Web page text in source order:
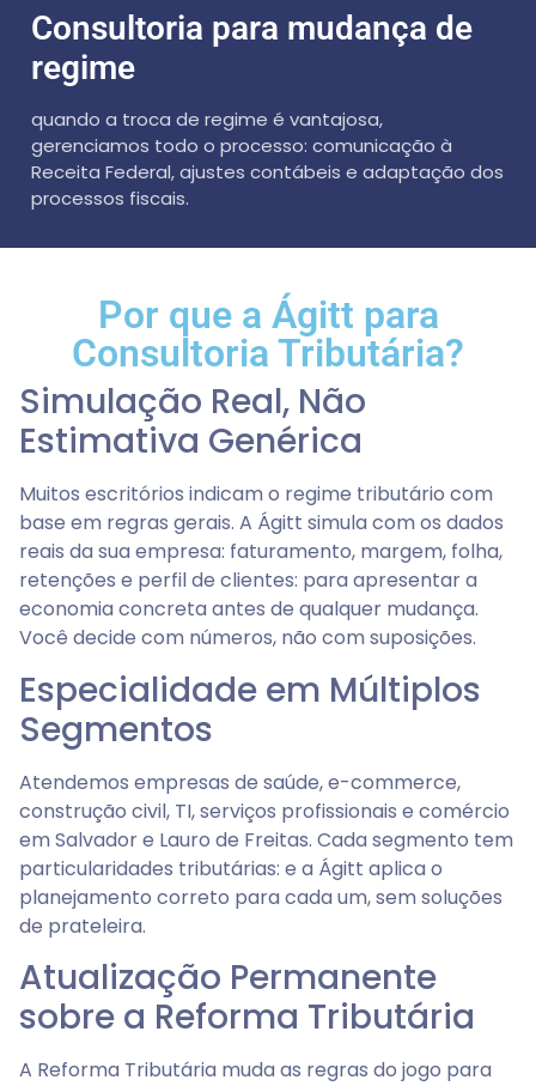
Consultoria para mudança de
regime
quando a troca de regime é vantajosa,
gerenciamos todo o processo: comunicação à
Receita Federal, ajustes contábeis e adaptação dos
processos fiscais.
Por que a Ágitt para
Consultoria Tributária?
Simulação Real, Não
Estimativa Genérica
Muitos escritórios indicam o regime tributário com
base em regras gerais. A Ágitt simula com os dados
reais da sua empresa: faturamento, margem, folha,
retenções e perfil de clientes: para apresentar a
economia concreta antes de qualquer mudança.
Você decide com números, não com suposições.
Especialidade em Múltiplos
Segmentos
Atendemos empresas de saúde, e-commerce,
construção civil, TI, serviços profissionais e comércio
em Salvador e Lauro de Freitas. Cada segmento tem
particularidades tributárias: e a Ágitt aplica o
planejamento correto para cada um, sem soluções
de prateleira.
Atualização Permanente
sobre a Reforma Tributária
A Reforma Tributária muda as regras do jogo para